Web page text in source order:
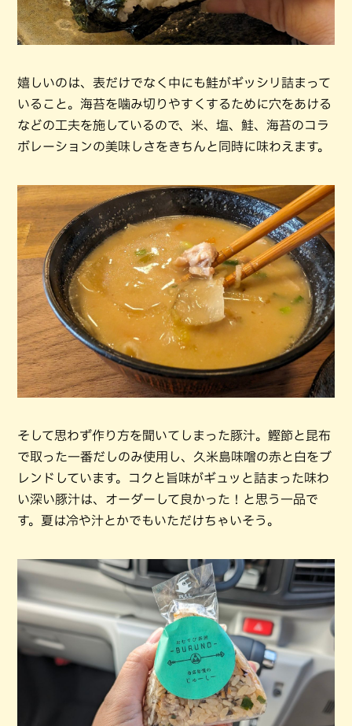
嬉しいのは、表だけでなく中にも鮭がギッシリ詰まって
いること。海苔を噛み切りやすくするために穴をあける
などの工夫を施しているので、米、塩、鮭、海苔のコラ
ボレーションの美味しさをきちんと同時に味わえます。
そして思わず作り方を聞いてしまった豚汁。鰹節と昆布
で取った一番だしのみ使用し、久米島味噌の赤と白をブ
レンドしています。コクと旨味がギュッと詰まった味わ
い深い豚汁は、オーダーして良かった！と思う一品で
す。夏は冷や汁とかでもいただけちゃいそう。